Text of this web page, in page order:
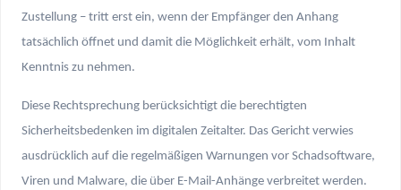
Zustellung – tritt erst ein, wenn der Empfänger den Anhang
tatsächlich öffnet und damit die Möglichkeit erhält, vom Inhalt
Kenntnis zu nehmen.
Diese Rechtsprechung berücksichtigt die berechtigten
Sicherheitsbedenken im digitalen Zeitalter. Das Gericht verwies
ausdrücklich auf die regelmäßigen Warnungen vor Schadsoftware,
Viren und Malware, die über E-Mail-Anhänge verbreitet werden.